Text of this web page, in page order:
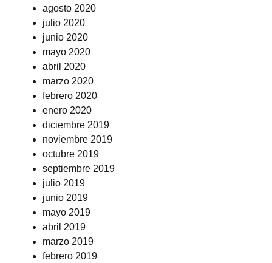
agosto 2020
julio 2020
junio 2020
mayo 2020
abril 2020
marzo 2020
febrero 2020
enero 2020
diciembre 2019
noviembre 2019
octubre 2019
septiembre 2019
julio 2019
junio 2019
mayo 2019
abril 2019
marzo 2019
febrero 2019